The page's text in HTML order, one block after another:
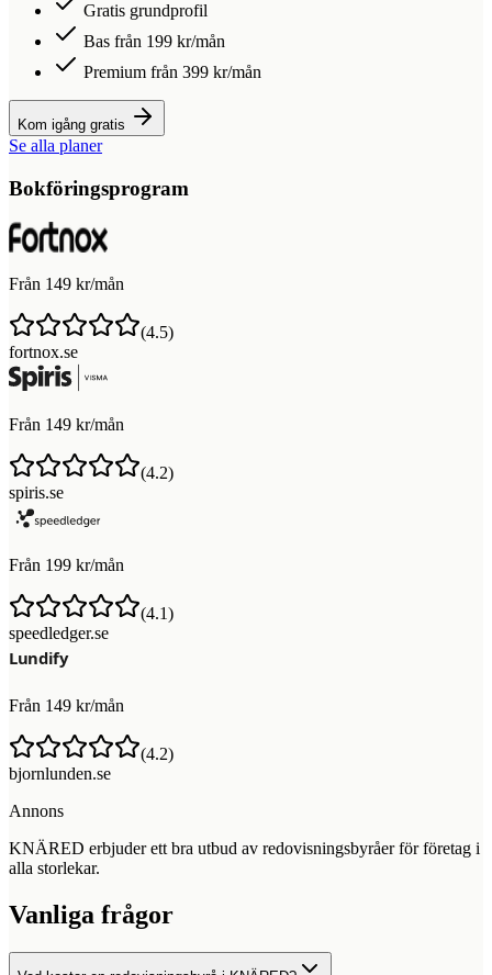
Gratis grundprofil
Bas från 199 kr/mån
Premium från 399 kr/mån
Kom igång gratis
Se alla planer
Bokföringsprogram
Från 149 kr/mån
(4.5)
fortnox.se
Från 149 kr/mån
(4.2)
spiris.se
Från 199 kr/mån
(4.1)
speedledger.se
Från 149 kr/mån
(4.2)
bjornlunden.se
Annons
KNÄRED erbjuder ett bra utbud av redovisningsbyråer för företag i
alla storlekar.
Vanliga frågor